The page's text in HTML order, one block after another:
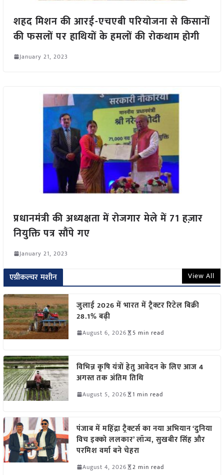
शहद मिशन की आरई-एचएबी परियोजना से किसानों
की फसलों पर हाथियों के हमलों की रोकथाम होगी
January 21, 2023
प्रधानमंत्री की अध्यक्षता में रोजगार मेले में 71 हज़ार
नियुक्ति पत्र सौंपे गए
January 21, 2023
एग्रीकल्चर मशीन View All
जुलाई 2026 में भारत में ट्रैक्टर रिटेल बिक्री
28.1% बढ़ी
August 6, 2026 5 min read
विभिन्न कृषि यंत्रों हेतु आवेदन के लिए आज 4
अगस्त तक अंतिम तिथि
August 5, 2026 1 min read
पंजाब में महिंद्रा ट्रैक्टर्स का नया अभियान ‘दुनिया
विच इक्को ललकार’ लॉन्च, सुखबीर सिंह और
परमिश वर्मा बने चेहरा
August 4, 2026 2 min read